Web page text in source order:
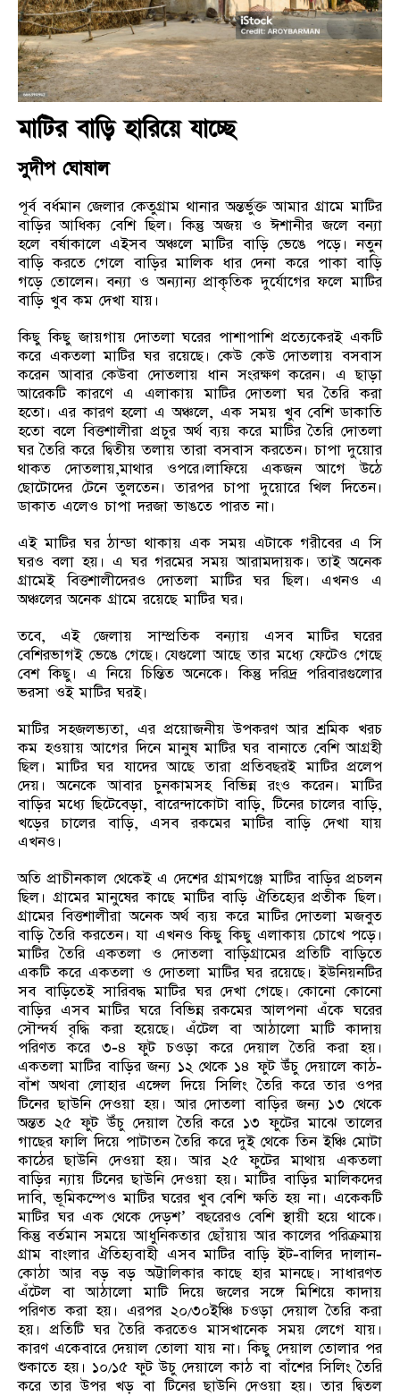
মাটির বাড়ি হারিয়ে যাচ্ছে
সুদীপ ঘোষাল
পূর্ব বর্ধমান জেলার কেতুগ্রাম থানার অন্তর্ভুক্ত আমার গ্রামে মাটির
বাড়ির আধিক্য বেশি ছিল। কিন্তু অজয় ও ঈশানীর জলে বন্যা
হলে বর্ষাকালে এইসব অঞ্চলে মাটির বাড়ি ভেঙে পড়ে। নতুন
বাড়ি করতে গেলে বাড়ির মালিক ধার দেনা করে পাকা বাড়ি
গড়ে তোলেন। বন্যা ও অন্যান্য প্রাকৃতিক দুর্যোগের ফলে মাটির
বাড়ি খুব কম দেখা যায়।
কিছু কিছু জায়গায় দোতলা ঘরের পাশাপাশি প্রত্যেকেরই একটি
করে একতলা মাটির ঘর রয়েছে। কেউ কেউ দোতলায় বসবাস
করেন আবার কেউবা দোতলায় ধান সংরক্ষণ করেন। এ ছাড়া
আরেকটি কারণে এ এলাকায় মাটির দোতলা ঘর তৈরি করা
হতো। এর কারণ হলো এ অঞ্চলে, এক সময় খুব বেশি ডাকাতি
হতো বলে বিত্তশালীরা প্রচুর অর্থ ব্যয় করে মাটির তৈরি দোতলা
ঘর তৈরি করে দ্বিতীয় তলায় তারা বসবাস করতেন। চাপা দুয়োর
থাকত দোতলায়,মাথার ওপরে।লাফিয়ে একজন আগে উঠে
ছোটোদের টেনে তুলতেন। তারপর চাপা দুয়োরে খিল দিতেন।
ডাকাত এলেও চাপা দরজা ভাঙতে পারত না।
এই মাটির ঘর ঠান্ডা থাকায় এক সময় এটাকে গরীবের এ সি
ঘরও বলা হয়। এ ঘর গরমের সময় আরামদায়ক। তাই অনেক
গ্রামেই বিত্তশালীদেরও দোতলা মাটির ঘর ছিল। এখনও এ
অঞ্চলের অনেক গ্রামে রয়েছে মাটির ঘর।
তবে, এই জেলায় সাম্প্রতিক বন্যায় এসব মাটির ঘরের
বেশিরভাগই ভেঙে গেছে। যেগুলো আছে তার মধ্যে ফেটেও গেছে
বেশ কিছু। এ নিয়ে চিন্তিত অনেকে। কিন্তু দরিদ্র পরিবারগুলোর
ভরসা ওই মাটির ঘরই।
মাটির সহজলভ্যতা, এর প্রয়োজনীয় উপকরণ আর শ্রমিক খরচ
কম হওয়ায় আগের দিনে মানুষ মাটির ঘর বানাতে বেশি আগ্রহী
ছিল। মাটির ঘর যাদের আছে তারা প্রতিবছরই মাটির প্রলেপ
দেয়। অনেকে আবার চুনকামসহ বিভিন্ন রংও করেন। মাটির
বাড়ির মধ্যে ছিটেবেড়া, বারেন্দাকোটা বাড়ি, টিনের চালের বাড়ি,
খড়ের চালের বাড়ি, এসব রকমের মাটির বাড়ি দেখা যায়
এখনও।
অতি প্রাচীনকাল থেকেই এ দেশের গ্রামগঞ্জে মাটির বাড়ির প্রচলন
ছিল। গ্রামের মানুষের কাছে মাটির বাড়ি ঐতিহ্যের প্রতীক ছিল।
গ্রামের বিত্তশালীরা অনেক অর্থ ব্যয় করে মাটির দোতলা মজবুত
বাড়ি তৈরি করতেন। যা এখনও কিছু কিছু এলাকায় চোখে পড়ে।
মাটির তৈরি একতলা ও দোতলা বাড়িগ্রামের প্রতিটি বাড়িতে
একটি করে একতলা ও দোতলা মাটির ঘর রয়েছে। ইউনিয়নটির
সব বাড়িতেই সারিবদ্ধ মাটির ঘর দেখা গেছে। কোনো কোনো
বাড়ির এসব মাটির ঘরে বিভিন্ন রকমের আলপনা এঁকে ঘরের
সৌন্দর্য বৃদ্ধি করা হয়েছে। এঁটেল বা আঠালো মাটি কাদায়
পরিণত করে ৩-৪ ফুট চওড়া করে দেয়াল তৈরি করা হয়।
একতলা মাটির বাড়ির জন্য ১২ থেকে ১৪ ফুট উঁচু দেয়ালে কাঠ-
বাঁশ অথবা লোহার এঙ্গেল দিয়ে সিলিং তৈরি করে তার ওপর
টিনের ছাউনি দেওয়া হয়। আর দোতলা বাড়ির জন্য ১৩ থেকে
অন্তত ২৫ ফুট উঁচু দেয়াল তৈরি করে ১৩ ফুটের মাঝে তালের
গাছের ফালি দিয়ে পাটাতন তৈরি করে দুই থেকে তিন ইঞ্চি মোটা
কাঠের ছাউনি দেওয়া হয়। আর ২৫ ফুটের মাথায় একতলা
বাড়ির ন্যায় টিনের ছাউনি দেওয়া হয়। মাটির বাড়ির মালিকদের
দাবি, ভূমিকম্পেও মাটির ঘরের খুব বেশি ক্ষতি হয় না। একেকটি
মাটির ঘর এক থেকে দেড়শ’ বছরেরও বেশি স্থায়ী হয়ে থাকে।
কিন্তু বর্তমান সময়ে আধুনিকতার ছোঁয়ায় আর কালের পরিক্রমায়
গ্রাম বাংলার ঐতিহ্যবাহী এসব মাটির বাড়ি ইট-বালির দালান-
কোঠা আর বড় বড় অট্টালিকার কাছে হার মানছে। সাধারণত
এঁটেল বা আঠালো মাটি দিয়ে জলের সঙ্গে মিশিয়ে কাদায়
পরিণত করা হয়। এরপর ২০/৩০ইঞ্চি চওড়া দেয়াল তৈরি করা
হয়। প্রতিটি ঘর তৈরি করতেও মাসখানেক সময় লেগে যায়।
কারণ একেবারে দেয়াল তোলা যায় না। কিছু দেয়াল তোলার পর
শুকাতে হয়। ১০/১৫ ফুট উচু দেয়ালে কাঠ বা বাঁশের সিলিং তৈরি
করে তার উপর খড় বা টিনের ছাউনি দেওয়া হয়। তার দ্বিতল